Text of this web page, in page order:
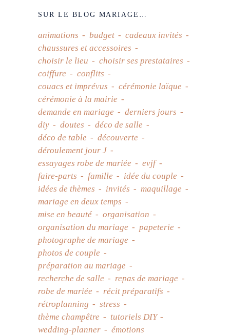
SUR LE BLOG MARIAGE…
animations budget
cadeaux invités
chaussures et accessoires
choisir le lieu
choisir ses prestataires
coiffure
conflits
couacs et imprévus
cérémonie laïque
cérémonie à la mairie
demande en mariage
derniers jours
diy
doutes
déco de salle
déco de table
découverte
déroulement jour J
essayages robe de mariée
evjf
faire-parts
famille
idée du couple
idées de thèmes
invités
maquillage
mariage en deux temps
mise en beauté
organisation
organisation du mariage
papeterie
photographe de mariage
photos de couple
préparation au mariage
recherche de salle
repas de mariage
robe de mariée
récit préparatifs
rétroplanning
stress
thème champêtre
tutoriels DIY
wedding-planner
émotions